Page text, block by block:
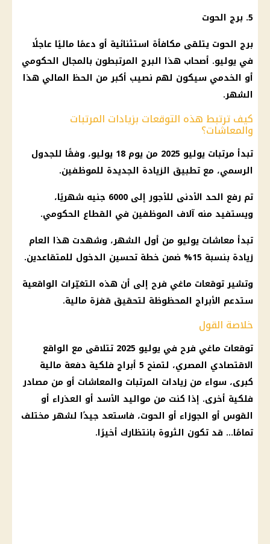
5. برج الحوت
برج الحوت يتلقى مكافأة استثنائية أو دعمًا ماليًا عاجلًا
في يوليو. أصحاب هذا البرج المرتبطون بالمجال الحكومي
أو الخدمي سيكون لهم نصيب أكبر من الحظ المالي هذا
الشهر.
كيف ترتبط هذه التوقعات بزيادات المرتبات
والمعاشات؟
تبدأ مرتبات يوليو 2025
من يوم 18 يوليو، وفقًا للجدول
الرسمي، مع تطبيق الزيادة الجديدة للموظفين.
تم رفع الحد الأدنى للأجور
إلى 6000 جنيه شهريًا،
ويستفيد منه آلاف الموظفين في القطاع الحكومي.
تبدأ معاشات يوليو من أول الشهر، وشهدت هذا العام
زيادة بنسبة 15
% ضمن خطة تحسين الدخول للمتقاعدين.
وتشيرتوقعات ماغي فرح إلى أن هذه التغيّرات الواقعية
ستدعم الأبراج المحظوظة لتحقيق قفزة مالية.
خلاصة القول
توقعات ماغي فرح في يوليو 2025
تتلاقى مع الواقع
الاقتصادي المصري، لتمنح 5
أبراج فلكية دفعة مالية
كبرى، سواء من زيادات المرتبات والمعاشات أو من مصادر
فلكية أخرى. إذا كنت من مواليد الأسد أو العذراء أو
القوس أو الجوزاء أو الحوت، فاستعد جيدًا لشهر مختلف
تمامًا… قد تكون الثروة بانتظارك أخيرًا.